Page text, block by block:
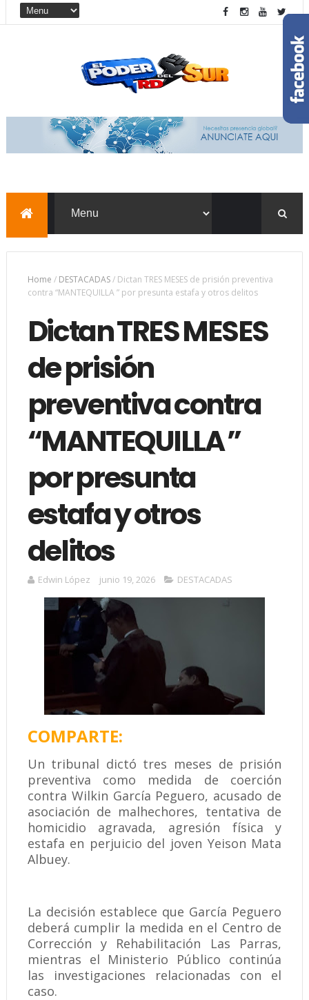
Home / DESTACADAS/ Dictan TRES MESES de prisión preventiva
contra “MANTEQUILLA ” por presunta estafa y otros delitos
Dictan TRES MESES
de prisión
preventiva contra
“MANTEQUILLA ”
por presunta
estafa y otros
delitos
Edwin López junio 19, 2026 DESTACADAS
COMPARTE:
Un tribunal dictó tres meses de prisión
preventiva como medida de coerción
contra Wilkin García Peguero, acusado de
asociación de malhechores, tentativa de
homicidio agravada, agresión física y
estafa en perjuicio del joven Yeison Mata
Albuey.
La decisión establece que García Peguero
deberá cumplir la medida en el Centro de
Corrección y Rehabilitación Las Parras,
mientras el Ministerio Público continúa
las investigaciones relacionadas con el
caso.